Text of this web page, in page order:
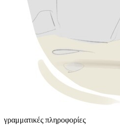
γραμματικές πληροφορίες